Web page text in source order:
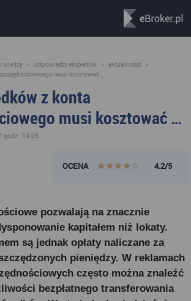
wiedzy » odpowiedzi ekspertów » aktualności
»
musi kosztować …
z konta
musi kosztować …
godz. 14:05
OCENA 4.2/5
pozwalają na znacznie
kapitałem niż lokaty.
są jednak opłaty naliczane za
pieniędzy. W reklamach
często można znaleźć
bezpłatnego transferowania